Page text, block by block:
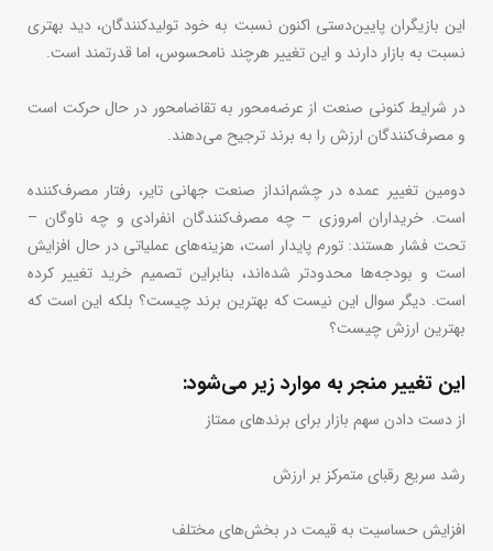
این بازیگران پایین‌دستی اکنون نسبت به خود تولیدکنندگان، دید بهتری
نسبت به بازار دارند و این تغییر هرچند نامحسوس، اما قدرتمند است.
در شرایط کنونی صنعت از عرضه‌محور به تقاضامحور در حال حرکت است
و مصرف‌کنندگان ارزش را به برند ترجیح می‌دهند.
دومین تغییر عمده در چشم‌انداز صنعت جهانی تایر، رفتار مصرف‌کننده
است. خریداران امروزی – چه مصرف‌کنندگان انفرادی و چه ناوگان –
تحت فشار هستند: تورم پایدار است، هزینه‌های عملیاتی در حال افزایش
است و بودجه‌ها محدودتر شده‌اند، بنابراین تصمیم خرید تغییر کرده
است. دیگر سوال این نیست که بهترین برند چیست؟ بلکه این است که
بهترین ارزش چیست؟
این تغییر منجر به موارد زیر می‌شود:
از دست دادن سهم بازار برای برندهای ممتاز
رشد سریع رقبای متمرکز بر ارزش
افزایش حساسیت به قیمت در بخش‌های مختلف